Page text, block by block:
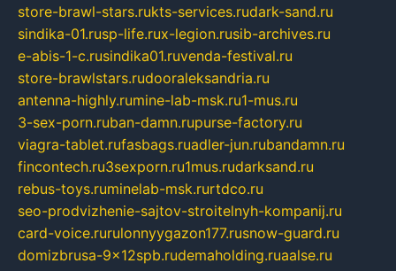
store-brawl-stars.rukts-services.rudark-sand.ru
sindika-01.rusp-life.rux-legion.rusib-archives.ru
e-abis-1-c.rusindika01.ruvenda-festival.ru
store-brawlstars.rudooraleksandria.ru
antenna-highly.rumine-lab-msk.ru1-mus.ru
3-sex-porn.ruban-damn.rupurse-factory.ru
viagra-tablet.rufasbags.ruadler-jun.rubandamn.ru
fincontech.ru3sexporn.ru1mus.rudarksand.ru
rebus-toys.ruminelab-msk.rurtdco.ru
seo-prodvizhenie-sajtov-stroitelnyh-kompanij.ru
card-voice.rurulonnyygazon177.rusnow-guard.ru
domizbrusa-9x12spb.rudemaholding.ruaalse.ru